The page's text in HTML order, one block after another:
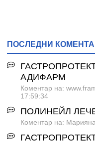
ПОСЛЕДНИ
ГАСТРОПРОТЕКТ
АДИФАРМ
Коментар на:
17:59:34
ПОЛИНЕЙЛ
Коментар на:
ГАСТРОПРОТЕКТ